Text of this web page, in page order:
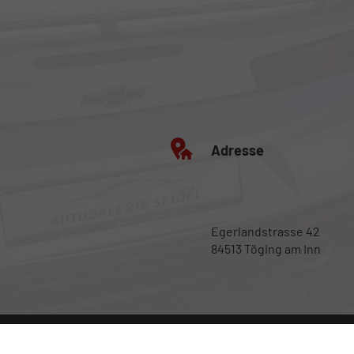
Adresse
Egerlandstrasse 42
84513 Töging am Inn